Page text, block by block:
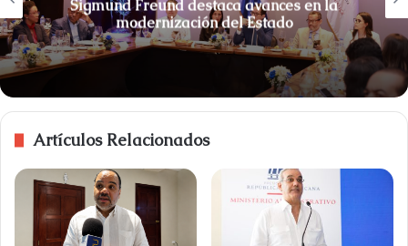
Sigmund Freund destaca avances en la
modernización del Estado
Artículos Relacionados